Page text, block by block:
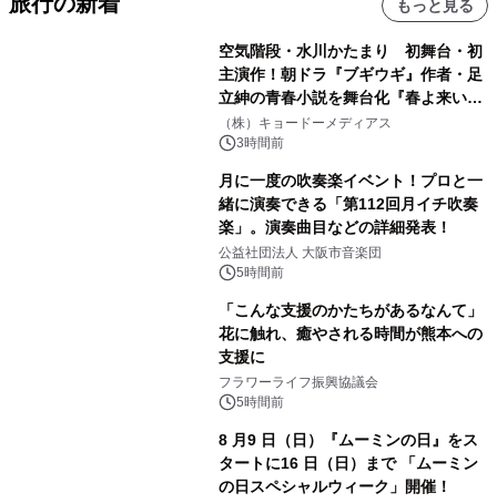
もっと見る
空気階段・水川かたまり 初舞台・初
主演作！朝ドラ『ブギウギ』作者・足
立紳の青春小説を舞台化『春よ来い、
マジで来い』キービジュアル解禁！
（株）キョードーメディアス
3時間前
月に一度の吹奏楽イベント！プロと一
緒に演奏できる「第112回月イチ吹奏
楽」。演奏曲目などの詳細発表！
公益社団法人 大阪市音楽団
5時間前
「こんな支援のかたちがあるなんて」
花に触れ、癒やされる時間が熊本への
支援に
フラワーライフ振興協議会
5時間前
8 月9 日（日）『ムーミンの日』をス
タートに16 日（日）まで 「ムーミン
の日スペシャルウィーク」開催！